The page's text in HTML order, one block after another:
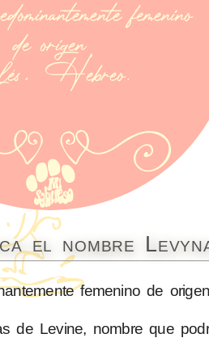
el nombre
femenino de
de Levine, nombre que